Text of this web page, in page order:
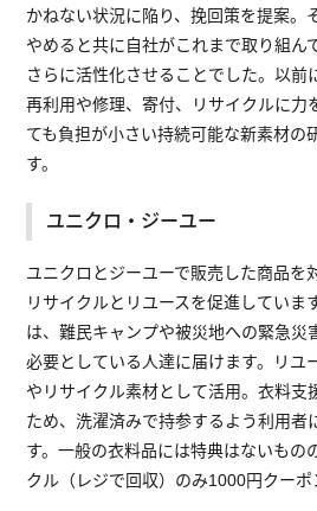
かねない状況に陥り、挽回策を提案。
やめると共に自社がこれまで取り組ん
さらに活性化させることでした。以前
再利用や修理、寄付、リサイクルに力
ても負担が小さい持続可能な新素材の
す。
ユニクロ・ジーユー
ユニクロとジーユーで販売した商品を
リサイクルとリユースを促進していま
は、難民キャンプや被災地への緊急災
必要としている人達に届けます。リユ
やリサイクル素材として活用。衣料支
ため、洗濯済みで持参するよう利用者
す。一般の衣料品には特典はないもの
クル（レジで回収）のみ1000円クーポ